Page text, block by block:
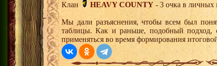
Клан
HEAVY COUNTY - 3 очка в личных
Мы дали разъяснения, чтобы всем был
таблицы. Как и раньше, подобный подход,
применяться во время формирования